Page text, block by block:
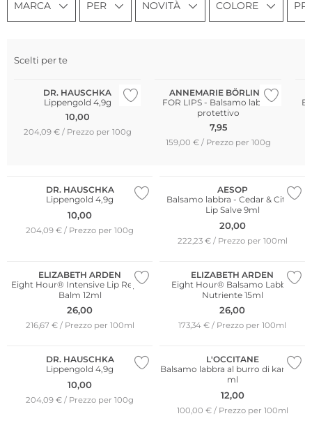
MARCA PER NOVITÀ COLORE
Scelti per te
Più venduto
DR. HAUSCHKA
Lippengold 4,9g
10,00
204,09 € / Prezzo per 100g
ANNEMARIE BÖRLIND
FOR LIPS - Balsamo labbra
protettivo
7,95
159,00 € / Prezzo per 100g
DR. HAUSCHKA
Lippengold 4,9g
10,00
204,09 € / Prezzo per 100g
AESOP
Balsamo labbra - Cedar & Citrus
Lip Salve 9ml
20,00
222,23 € / Prezzo per 100ml
ELIZABETH ARDEN
Eight Hour® Intensive Lip Repair
Balm 12ml
26,00
216,67 € / Prezzo per 100ml
ELIZABETH ARDEN
Eight Hour® Balsamo Labbra
Nutriente 15ml
26,00
173,34 € / Prezzo per 100ml
DR. HAUSCHKA
Lippengold 4,9g
10,00
204,09 € / Prezzo per 100g
L'OCCITANE
Balsamo labbra al burro di karité 12
ml
12,00
100,00 € / Prezzo per 100ml